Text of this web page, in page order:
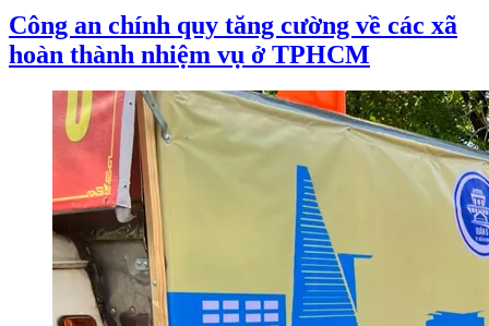
Công an chính quy tăng cường về các xã
hoàn thành nhiệm vụ ở TPHCM